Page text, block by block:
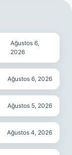
Ağustos 6,
2026
Ağustos 6, 2026
Ağustos 5, 2026
Ağustos 4, 2026